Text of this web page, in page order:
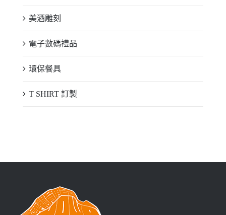
美酒雕刻
電子數碼禮品
環保餐具
T SHIRT 訂製